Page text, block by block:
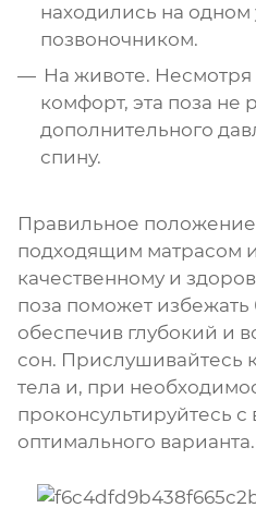
находились на одном
позвоночником.
На животе.
комфорт, эта поза не
дополнительного
спину.
Правильное положение
подходящим матрасом и
качественному и
поза поможет
обеспечив глубокий и
сон. Прислушивайтесь
тела и, при
проконсультируйтесь
оптимального варианта.